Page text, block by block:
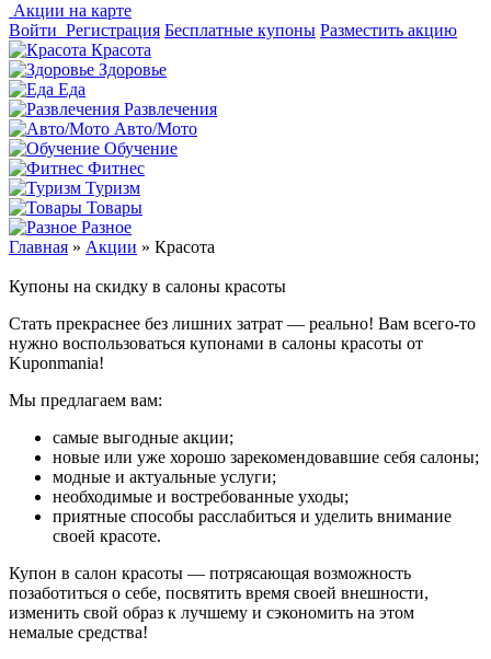
Акции на карте
Войти Регистрация Бесплатные купоны Разместить акцию
Красота
Здоровье
Еда
Развлечения
Авто/Мото
Обучение
Фитнес
Туризм
Товары
Разное
Главная » Акции » Красота
Купоны на скидку в салоны красоты
Стать прекраснее без лишних затрат — реально! Вам всего-то
нужно воспользоваться купонами в салоны красоты от
Kuponmania!
Мы предлагаем вам:
самые выгодные акции;
новые или уже хорошо зарекомендовавшие себя салоны;
модные и актуальные услуги;
необходимые и востребованные уходы;
приятные способы расслабиться и уделить внимание
своей красоте.
Купон в салон красоты — потрясающая возможность
позаботиться о себе, посвятить время своей внешности,
изменить свой образ к лучшему и сэкономить на этом
немалые средства!